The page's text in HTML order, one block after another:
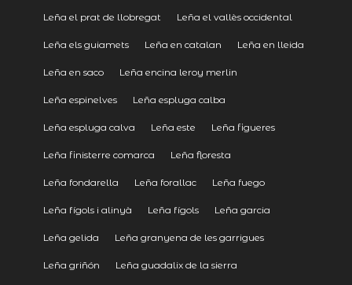
Leña el prat de llobregat Leña el vallès occidental
Leña els guiamets Leña en catalan Leña en lleida
Leña en saco Leña encina leroy merlin
Leña espinelves Leña espluga calba
Leña espluga calva Leña este Leña figueres
Leña finisterre comarca Leña floresta
Leña fondarella Leña forallac Leña fuego
Leña fígols i alinyà Leña fígols Leña garcia
Leña gelida Leña granyena de les garrigues
Leña griñón Leña guadalix de la sierra